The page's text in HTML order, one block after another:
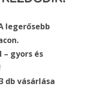
legerősebb
– gyors és
3 db vásárlása